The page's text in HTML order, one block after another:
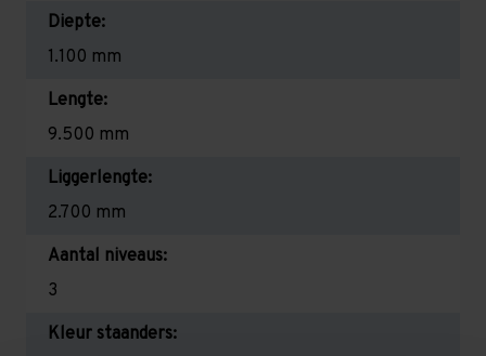
Diepte:
1.100 mm
Lengte:
9.500 mm
Liggerlengte:
2.700 mm
Aantal niveaus:
3
Kleur staanders: